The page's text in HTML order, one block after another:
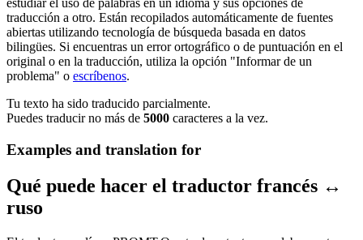
estudiar el uso de palabras en un idioma y sus opciones de
traducción a otro. Están recopilados automáticamente de fuentes
abiertas utilizando tecnología de búsqueda basada en datos
bilingües. Si encuentras un error ortográfico o de puntuación en el
original o en la traducción, utiliza la opción "Informar de un
problema" o escríbenos.
Tu texto ha sido traducido parcialmente.
Puedes traducir no más de 5000 caracteres a la vez.
Examples and translation for
Qué puede hacer el traductor francés ↔
ruso